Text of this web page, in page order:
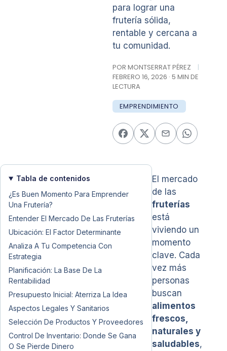
para lograr una
frutería sólida,
rentable y cercana a
tu comunidad.
POR MONTSERRAT PÉREZ
|
FEBRERO 16, 2026 · 5 MIN DE
LECTURA
EMPRENDIMIENTO
Tabla de contenidos
¿Es Buen Momento Para Emprender
Una Frutería?
Entender El Mercado De Las Fruterías
Ubicación: El Factor Determinante
Analiza A Tu Competencia Con
Estrategia
Planificación: La Base De La
Rentabilidad
Presupuesto Inicial: Aterriza La Idea
Aspectos Legales Y Sanitarios
Selección De Productos Y Proveedores
Control De Inventario: Donde Se Gana
O Se Pierde Dinero
El mercado
de las
fruterías
está
viviendo un
momento
clave. Cada
vez más
personas
buscan
alimentos
frescos,
naturales y
saludables,